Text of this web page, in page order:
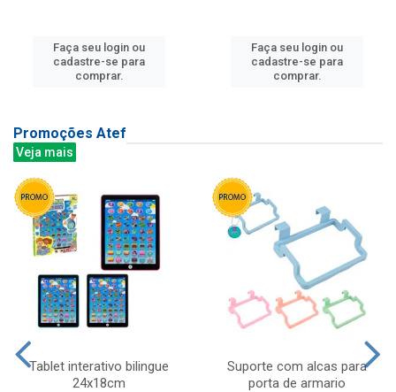
Faça seu login ou
cadastre-se para
comprar.
Faça seu login ou
cadastre-se para
comprar.
Promoções Atef
Veja mais
Tablet interativo bilingue
24x18cm
Suporte com alcas para
porta de armario